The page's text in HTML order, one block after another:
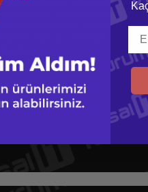
kullanım için optimize edilmiş
Dell’in mühendislik
sağlar. Bu masaüstü